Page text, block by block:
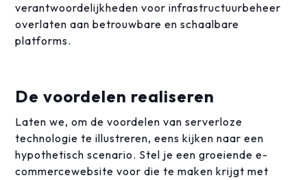
verantwoordelijkheden voor infrastructuurbeheer
overlaten aan betrouwbare en schaalbare
platforms.
De voordelen realiseren
Laten we, om de voordelen van serverloze
technologie te illustreren, eens kijken naar een
hypothetisch scenario. Stel je een groeiende e-
commercewebsite voor die te maken krijgt met